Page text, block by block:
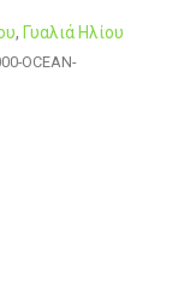
, Γυαλιά Ηλίου
OCEAN-